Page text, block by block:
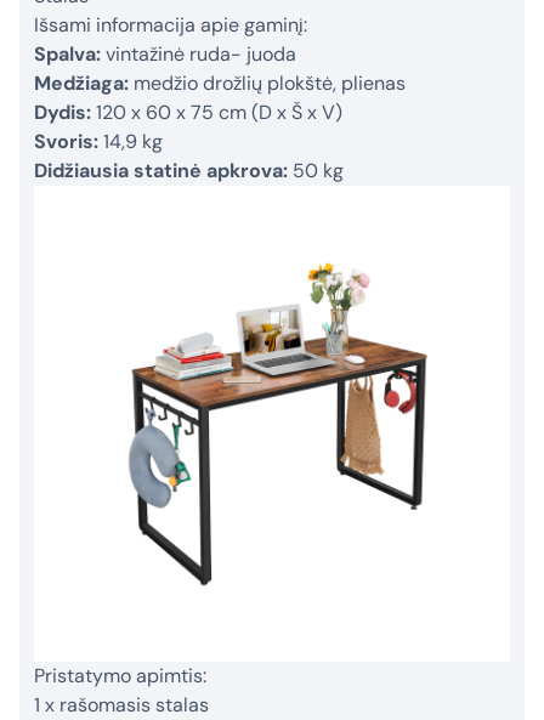
Išsami informacija apie gaminį:
Spalva:vintažinė ruda- juoda
Medžiaga: medžio drožlių plokštė, plienas
Dydis:120 x 60 x 75 cm (D x Š x V)
Svoris:14,9 kg
Didžiausia statinė apkrova: 50 kg
Pristatymo apimtis:
1 x rašomasis stalas